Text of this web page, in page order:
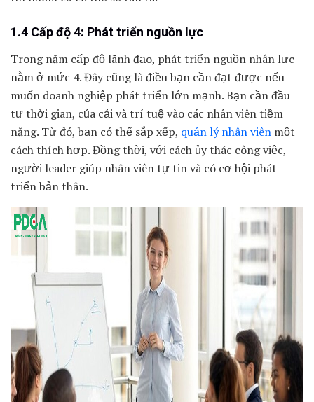
1.4 Cấp độ 4: Phát triển nguồn lực
Trong năm cấp độ lãnh đạo, phát triển nguồn nhân lực
nằm ở mức 4. Đây cũng là điều bạn cần đạt được nếu
muốn doanh nghiệp phát triển lớn mạnh. Bạn cần đầu
tư thời gian, của cải và trí tuệ vào các nhân viên tiềm
năng. Từ đó, bạn có thể sắp xếp, quản lý nhân viên một
cách thích hợp. Đồng thời, với cách ủy thác công việc,
người leader giúp nhân viên tự tin và có cơ hội phát
triển bản thân.